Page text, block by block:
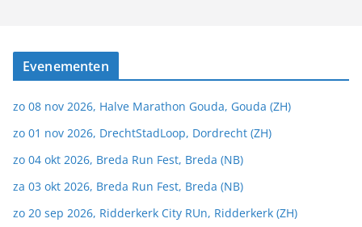
Evenementen
zo 08 nov 2026, Halve Marathon Gouda, Gouda (ZH)
zo 01 nov 2026, DrechtStadLoop, Dordrecht (ZH)
zo 04 okt 2026, Breda Run Fest, Breda (NB)
za 03 okt 2026, Breda Run Fest, Breda (NB)
zo 20 sep 2026, Ridderkerk City RUn, Ridderkerk (ZH)